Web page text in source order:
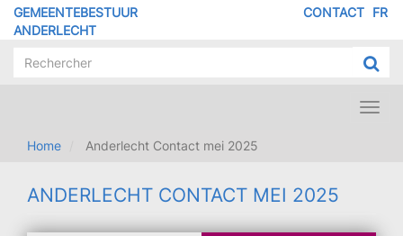
Overslaan
GEMEENTEBESTUUR
ANDERLECHT
FR
CONTACT
Home
Anderlecht Contact mei 2025
ANDERLECHT CONTACT MEI 2025